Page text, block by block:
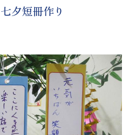
夕短冊作り